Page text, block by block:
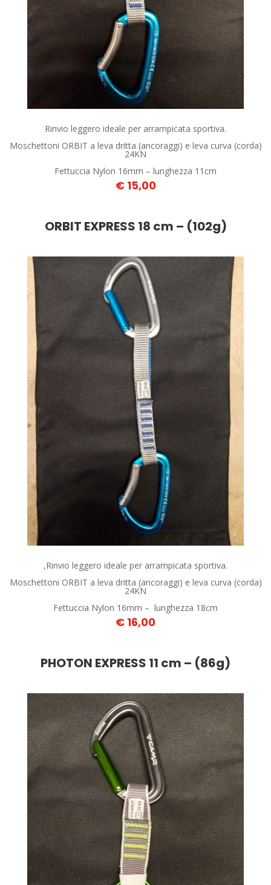
Rinvio leggero ideale per arrampicata sportiva.
Moschettoni ORBIT a leva dritta (ancoraggi) e leva curva (corda)
24KN
Fettuccia Nylon 16mm – lunghezza 11cm
€ 15,00
ORBIT EXPRESS 18 cm – (102g)
,Rinvio leggero ideale per arrampicata sportiva.
Moschettoni ORBIT a leva dritta (ancoraggi) e leva curva (corda)
24KN
Fettuccia Nylon 16mm – lunghezza 18cm
€ 16,00
PHOTON EXPRESS 11 cm – (86g)